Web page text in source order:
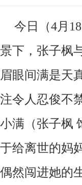
今日（4月18
景下，张子枫
眉眼间满是天
注令人忍俊不
小满（张子枫
于给离世的妈
偶然闯进她的